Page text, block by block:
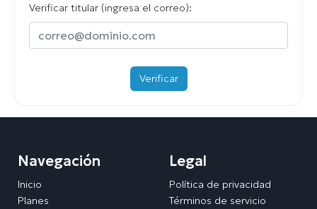
Verificar titular (ingresa el correo):
Verificar
Navegación
Inicio
Planes
Legal
Política de privacidad
Términos de servicio